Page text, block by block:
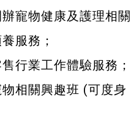
寵物健康及護理相關
服務；
行業工作體驗服務；
相關興趣班 (可度身